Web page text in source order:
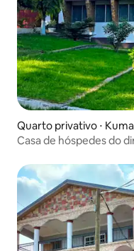
Quarto privativo ⋅
Casa de hóspedes do